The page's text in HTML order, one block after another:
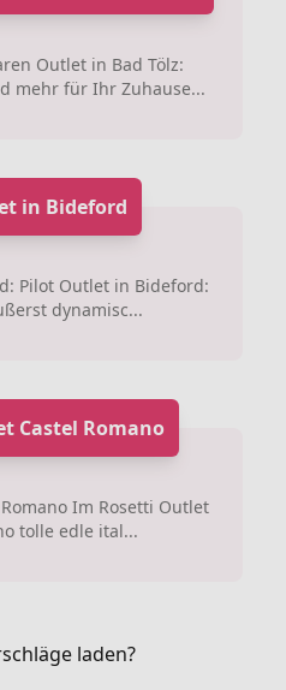
Outlet in Bad Tölz:
mehr für Ihr Zuhause...
in Bideford
Pilot Outlet in Bideford:
dynamisc...
Castel Romano
Im Rosetti Outlet
tolle edle ital...
laden?